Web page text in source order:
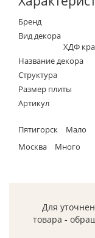
Бренд
Вид декора
ХДФ
Название декора
Структура
Размер плиты
Артикул
Пятигорск
Мало
Москва
Много
Для
товара -